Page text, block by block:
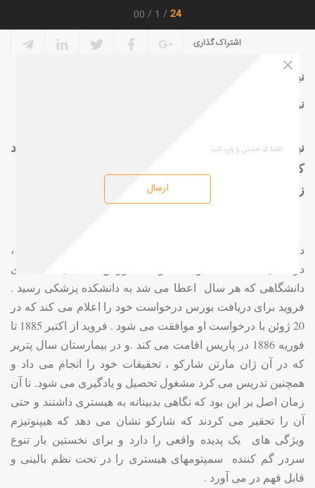
24
1
00
اشتراک گذاری
نبردِ ناپایانِ فروید، قسمت اول
نویسنده : علی درخشنده
نباید انتظار داشته باشید این خبر شادی بخش را بشنوید
که مبارزه بر سر روانکاوی پایان یافته
زیگموند فروید
در سال 1885 بود که یک رویداد مهم در زندگی فروید اتفاق افتاد ،
در سال 1885-1886 بود که نوبت بورس تحصیلی سالانه ی
دانشگاهی که هر سال اعطا می شد به دانشکده پزشکی رسید .
فروید برای دریافت بورس درخواست خود را اعلام می کند که در
20 ژوئن با درخواست او موافقت می شود . فروید از اکتبر 1885 تا
فوریه 1886 در پاریس اقامت می کند .و در بیمارستان سال پتریر
که در آن ژان مارتن شارکو ، تحقیقات خود را انجام می داد و
همچنین تدریس می کرد مشغول تحصیل و یادگیری می شود. تا آن
زمان اصل بر این بود که نگاهی بدبینانه به هیستری داشتند و حتی
آن را تحقیر می کردند که شارکو نشان می دهد که هیپنوتیزم
ویژگی های یک پدیده واقعی را دارد و برای نخستین بار تنوع
سردر گم کننده سمپتومهای هیستری را در تحت نظم بالینی و
قابل فهم در می آورد .
ارسال